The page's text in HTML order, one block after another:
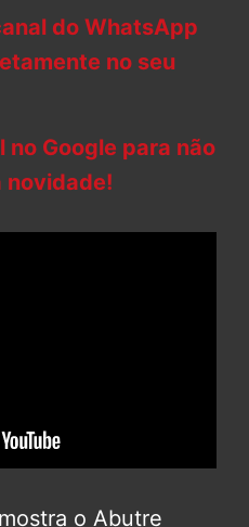
do WhatsApp
no seu
no Google para não
novidade!
o Abutre